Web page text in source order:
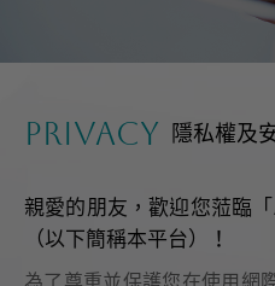
X-CUBE i8
E-CUEB 8 Series
minisono
PRIVACY 隱私權及
親愛的朋友，歡迎您蒞臨「
（以下簡稱本平台）！